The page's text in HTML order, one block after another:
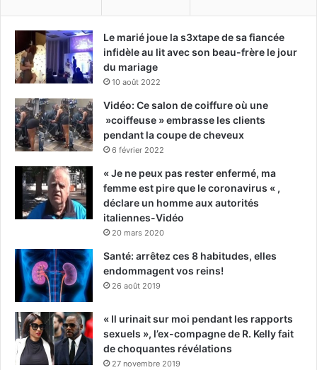
Le marié joue la s3xtape de sa fiancée
infidèle au lit avec son beau-frère le jour
du mariage
10 août 2022
Vidéo: Ce salon de coiffure où une
»coiffeuse » embrasse les clients
pendant la coupe de cheveux
6 février 2022
« Je ne peux pas rester enfermé, ma
femme est pire que le coronavirus « ,
déclare un homme aux autorités
italiennes-Vidéo
20 mars 2020
Santé: arrêtez ces 8 habitudes, elles
endommagent vos reins!
26 août 2019
« Il urinait sur moi pendant les rapports
sexuels », l’ex-compagne de R. Kelly fait
de choquantes révélations
27 novembre 2019